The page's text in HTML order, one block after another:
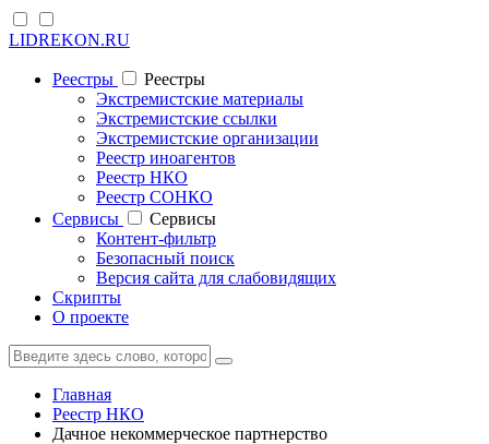
LIDREKON.RU
Реестры
Реестры
Экстремистские материалы
Экстремистские ссылки
Экстремистские организации
Реестр иноагентов
Реестр НКО
Реестр СОНКО
Cервисы
Cервисы
Контент-фильтр
Безопасный поиск
Версия сайта для слабовидящих
Скрипты
О проекте
Главная
Реестр НКО
Дачное некоммерческое партнерство